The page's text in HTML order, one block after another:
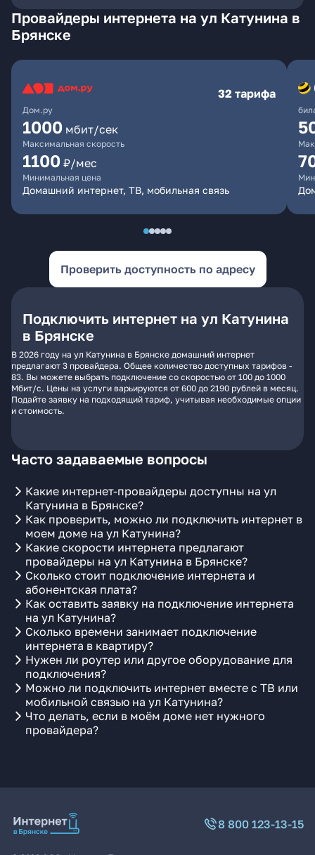
Провайдеры интернета на ул Катунина в
Брянске
Дом.ру
32 тарифа
1000 мбит/сек
Максимальная скорость
1100 ₽/мес
Минимальная цена
Домашний интернет, ТВ, мобильная связь
Проверить доступность по адресу
Подключить интернет на ул Катунина
в Брянске
В 2026 году на ул Катунина в Брянске домашний интернет
предлагают 3 провайдера. Общее количество доступных тарифов -
83. Вы можете выбрать подключение со скоростью от 100 до 1000
Мбит/с. Цены на услуги варьируются от 600 до 2190 рублей в месяц.
Подайте заявку на подходящий тариф, учитывая необходимые опции
и стоимость.
Часто задаваемые вопросы
Какие интернет-провайдеры доступны на ул
Катунина в Брянске?
Как проверить, можно ли подключить интернет в
моем доме на ул Катунина?
Какие скорости интернета предлагают
провайдеры на ул Катунина в Брянске?
Сколько стоит подключение интернета и
абонентская плата?
Как оставить заявку на подключение интернета
на ул Катунина?
Сколько времени занимает подключение
интернета в квартиру?
Нужен ли роутер или другое оборудование для
подключения?
Можно ли подключить интернет вместе с ТВ или
мобильной связью на ул Катунина?
Что делать, если в моём доме нет нужного
провайдера?
8 800 123-13-15